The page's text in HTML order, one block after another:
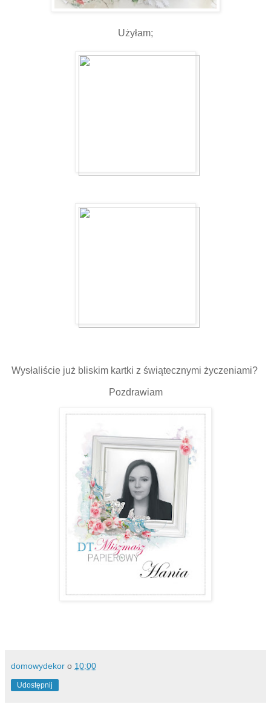
Użyłam;
Wysłaliście już bliskim kartki z świątecznymi życzeniami?
Pozdrawiam
domowydekor o 10:00
Udostępnij